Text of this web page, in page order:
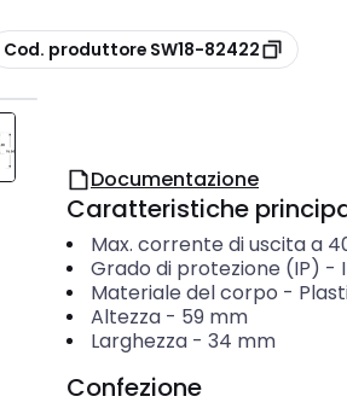
Cod. produttore SW18-82422
Documentazione
Caratteristiche
Max. corrente di uscita a
Grado di protezione (IP) -
Materiale del corpo -
Altezza- 59 mm
Larghezza- 34 mm
Confezione